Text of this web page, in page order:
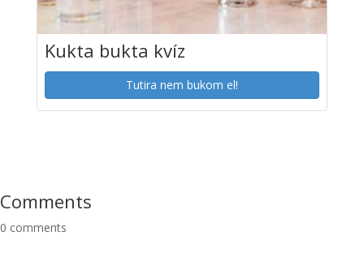
Kukta bukta kvíz
Tutira nem bukom el!
Comments
0 comments